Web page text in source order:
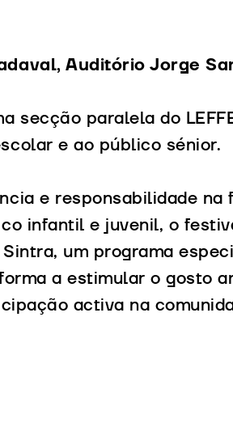
Auditório Jorge
secção paralela do
e ao público sénior.
e responsabilidade na
infantil e juvenil, o
um programa
a estimular o gosto
activa na